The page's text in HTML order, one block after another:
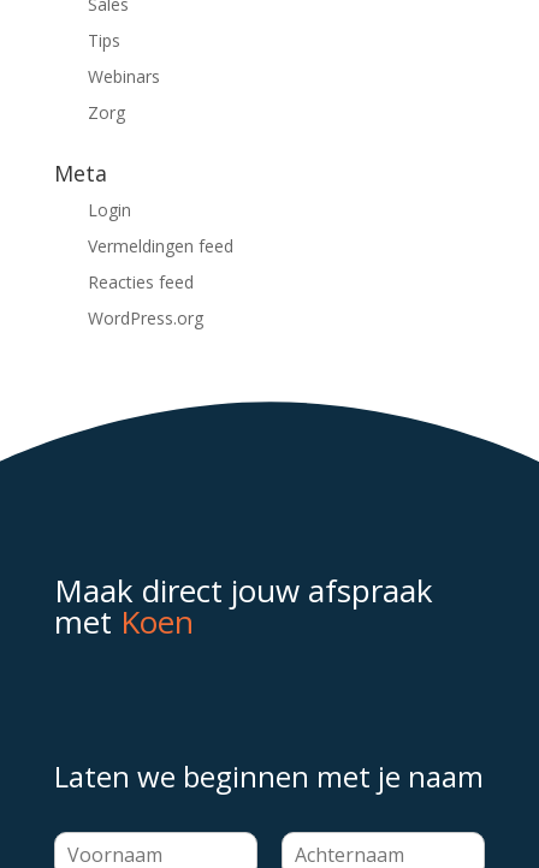
Tips
Webinars
Zorg
Meta
Login
Vermeldingen feed
Reacties feed
WordPress.org
Maak direct jouw afspraak
met Koen
Laten we beginnen met je naam